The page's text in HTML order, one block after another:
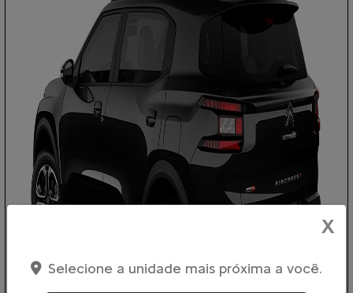
X
Selecione a unidade mais próxima a você.